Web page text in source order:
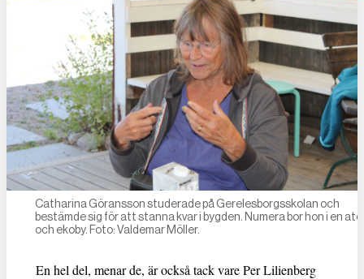
Catharina Göransson studerade på Gerelesborgsskolan och
bestämde sig för att stanna kvar i bygden. Numera bor hon i en
och ekoby. Foto: Valdemar Möller.
En hel del, menar de, är också tack vare Per Lilienberg